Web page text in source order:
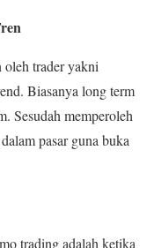
trader yakni
Biasanya long term
Sesudah memperoleh
pasar guna buka
trading adalah ketika